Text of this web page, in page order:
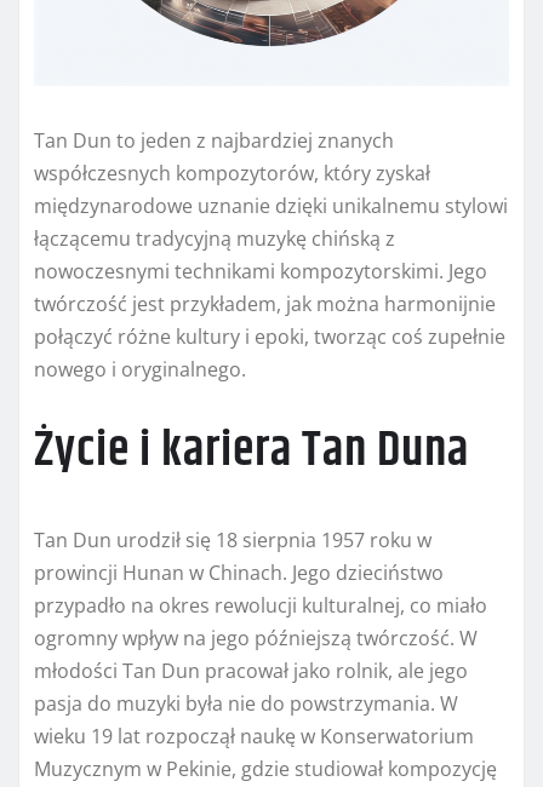
Tan Dun to jeden z najbardziej znanych
współczesnych kompozytorów, który zyskał
międzynarodowe uznanie dzięki unikalnemu stylowi
łączącemu tradycyjną muzykę chińską z
nowoczesnymi technikami kompozytorskimi. Jego
twórczość jest przykładem, jak można harmonijnie
połączyć różne kultury i epoki, tworząc coś zupełnie
nowego i oryginalnego.
Życie i kariera Tan Duna
Tan Dun urodził się 18 sierpnia 1957 roku w
prowincji Hunan w Chinach. Jego dzieciństwo
przypadło na okres rewolucji kulturalnej, co miało
ogromny wpływ na jego późniejszą twórczość. W
młodości Tan Dun pracował jako rolnik, ale jego
pasja do muzyki była nie do powstrzymania. W
wieku 19 lat rozpoczął naukę w Konserwatorium
Muzycznym w Pekinie, gdzie studiował kompozycję